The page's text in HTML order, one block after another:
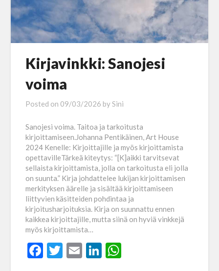
Kirjavinkki: Sanojesi
voima
Posted on 09/03/2026 bySini
Sanojesi voima. Taitoa ja tarkoitusta
kirjoittamiseen.Johanna Pentikäinen, Art House
2024 Kenelle: Kirjoittajille ja myös kirjoittamista
opettavilleTärkeä kiteytys: “[K]aikki tarvitsevat
sellaista kirjoittamista, jolla on tarkoitusta eli jolla
on suunta.” Kirja johdattelee lukijan kirjoittamisen
merkityksen äärelle ja sisältää kirjoittamiseen
liittyvien käsitteiden pohdintaa ja
kirjoitusharjoituksia. Kirja on suunnattu ennen
kaikkea kirjoittajille, mutta siinä on hyviä vinkkejä
myös kirjoittamista…
Facebook
Twitter
EmailLinkedIn